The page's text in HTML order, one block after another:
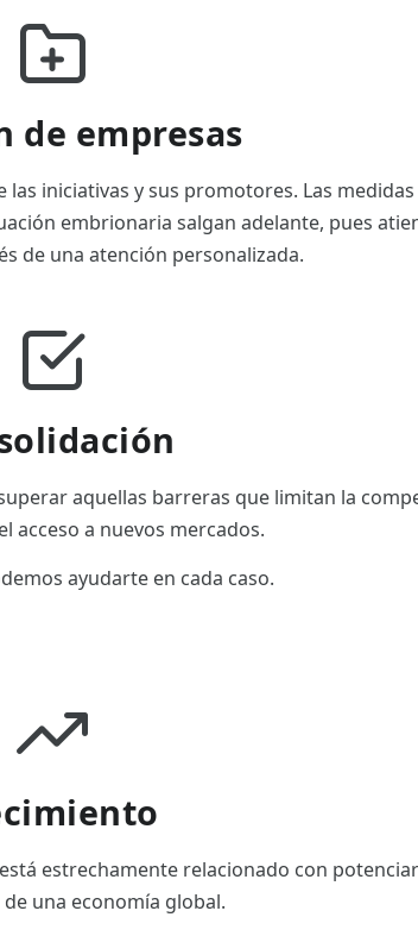
de empresas
iniciativas y sus promotores. Las
embrionaria salgan adelante, pues
de una atención personalizada.
aquellas barreras que limitan la
acceso a nuevos mercados.
ayudarte en cada caso.
estrechamente relacionado con
de una economía global.